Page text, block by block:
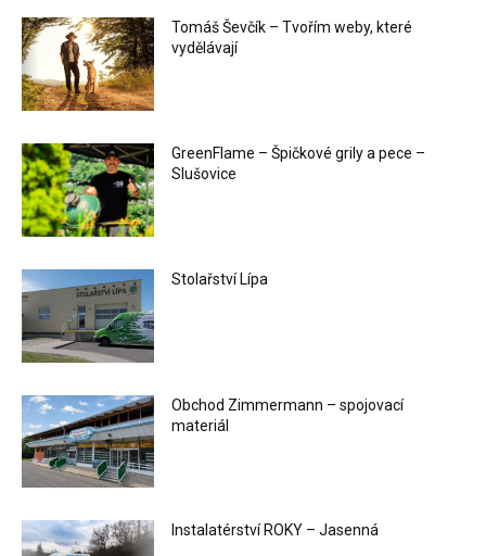
Tomáš Ševčík – Tvořím weby, které
vydělávají
GreenFlame – Špičkové grily a pece –
Slušovice
Stolařství Lípa
Obchod Zimmermann – spojovací
materiál
Instalatérství ROKY – Jasenná